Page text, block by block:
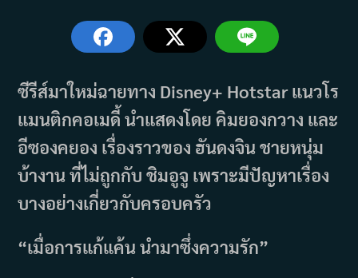
ซีรีส์มาใหม่ฉายทาง Disney+ Hotstar แนวโร
แมนติกคอเมดี้ นำแสดงโดย คิมยองกวาง และ
อีซองคยอง เรื่องราวของ ฮันดงจิน ชายหนุ่ม
บ้างาน ที่ไม่ถูกกับ ชิมอูจู เพราะมีปัญหาเรื่อง
บางอย่างเกี่ยวกับครอบครัว
“เมื่อการแก้แค้น นำมาซึ่งความรัก”